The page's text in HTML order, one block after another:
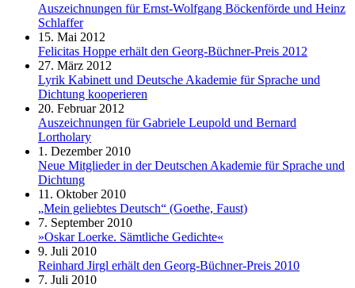
Auszeichnungen für Ernst-Wolfgang Böckenförde und Heinz
Schlaffer
15. Mai 2012
Felicitas Hoppe erhält den Georg-Büchner-Preis 2012
27. März 2012
Lyrik Kabinett und Deutsche Akademie für Sprache und
Dichtung kooperieren
20. Februar 2012
Auszeichnungen für Gabriele Leupold und Bernard
Lortholary
1. Dezember 2010
Neue Mitglieder in der Deutschen Akademie für Sprache und
Dichtung
11. Oktober 2010
„Mein geliebtes Deutsch“ (Goethe, Faust)
7. September 2010
»Oskar Loerke. Sämtliche Gedichte«
9. Juli 2010
Reinhard Jirgl erhält den Georg-Büchner-Preis 2010
7. Juli 2010